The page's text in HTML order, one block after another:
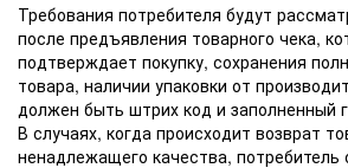
Требования потребителя будут
после предъявления товарного чека,
подтверждает покупку, сохранения
товара, наличии упаковки от
должен быть штрих код и заполненный
В случаях, когда происходит возврат
ненадлежащего качества, потребитель